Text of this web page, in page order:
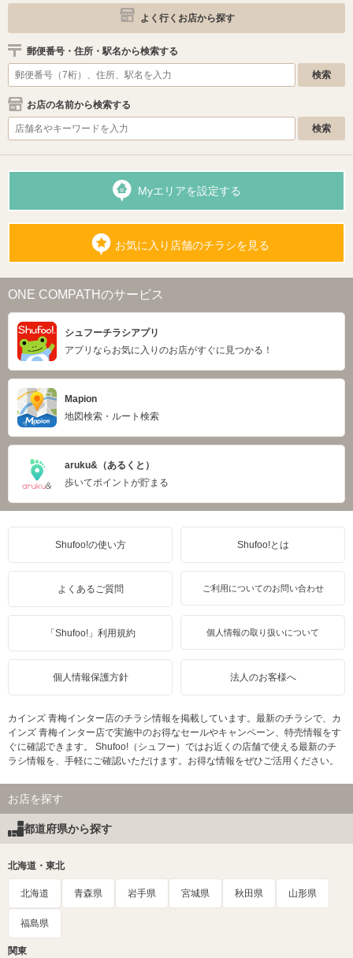
よく行くお店から探す
郵便番号・住所・駅名から検索する
お店の名前から検索する
Myエリアを設定する
お気に入り店舗のチラシを見る
ONE COMPATHのサービス
シュフーチラシアプリ
アプリならお気に入りのお店がすぐに見つかる！
Mapion
地図検索・ルート検索
aruku&（あるくと）
歩いてポイントが貯まる
Shufoo!の使い方 Shufoo!とは
よくあるご質問 ご利用についてのお問い合わせ
「Shufoo!」利用規約 個人情報の取り扱いについて
個人情報保護方針 法人のお客様へ
カインズ 青梅インター店のチラシ情報を掲載しています。最新のチラシで、カ
インズ 青梅インター店で実施中のお得なセールやキャンペーン、特売情報をす
ぐに確認できます。 Shufoo!（シュフー）ではお近くの店舗で使える最新のチ
ラシ情報を、手軽にご確認いただけます。お得な情報をぜひご活用ください。
お店を探す
都道府県から探す
北海道・東北
北海道 青森県 岩手県 宮城県 秋田県 山形県
福島県
関東